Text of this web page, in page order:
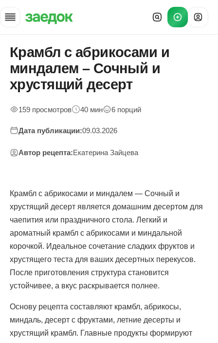
Главная
»
Рецепты
Крамбл с абрикосами и миндалем — домашний десерт
Крамбл с абрикосами и
миндалем – Сочный и
хрустящий десерт
159 просмотров 40 мин 6 порций
Дата публикации:09.03.2026
Автор рецепта:Екатерина Зайцева
Крамбл с абрикосами и миндалем — Сочный и
хрустящий десерт является домашним десертом для
чаепития или праздничного стола. Легкий и
ароматный крамбл с абрикосами и миндальной
корочкой. Идеальное сочетание сладких фруктов и
хрустящего теста для ваших десертных перекусов.
После приготовления структура становится
устойчивее, а вкус раскрывается полнее.
Основу рецепта составляют крамбл, абрикосы,
миндаль, десерт с фруктами, летние десерты и
хрустящий крамбл. Главные продукты формируют